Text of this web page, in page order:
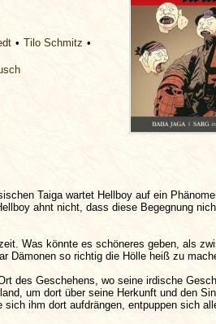
Tilo Schmitz
Taiga wartet Hellboy auf ein
ahnt nicht, dass diese Begegnung
Was könnte es schöneres geben, als
Dämonen so richtig die Hölle heiß zu
des Geschehens, wo seine irdische
um dort über seine Herkunft und den
ihm dort aufdrängen, entpuppen sich